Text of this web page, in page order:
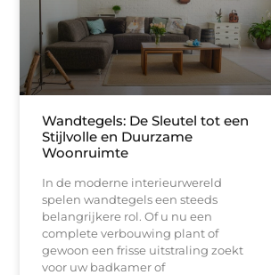
Wandtegels: De Sleutel tot een
Stijlvolle en Duurzame
Woonruimte
In de moderne interieurwereld
spelen wandtegels een steeds
belangrijkere rol. Of u nu een
complete verbouwing plant of
gewoon een frisse uitstraling zoekt
voor uw badkamer of